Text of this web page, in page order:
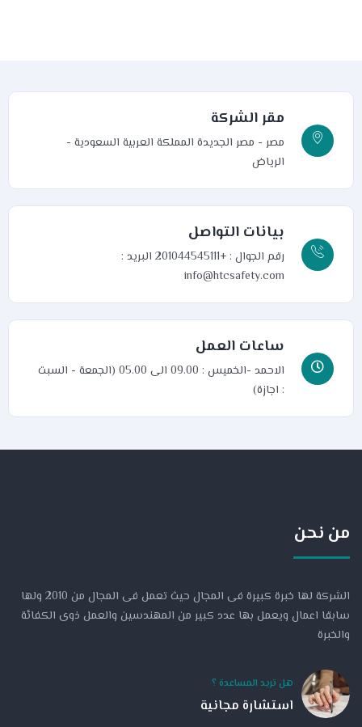
مقر الشركة
مصر - مصر الجديدة المملكة العربية السعودية -
الرياض
بيانات التواصل
رقم الجوال : +201044545111
البريد :
info@htcsafety.com
ساعات العمل
الاحمد -الخميس : 09.00 الى 05.00 (الجمعة - السبت
: اجازة)
من نحن
الشركة لها خبرة كبيرة فى المجال حيث تعمل فى المجال من 2010 ولها
سابقا اعمال ويعمل بها عدد كبير من المهندسين والعمل ذوى الكفائة
والخبرة
هل تريد المساعدة ؟
استشارة مجانية